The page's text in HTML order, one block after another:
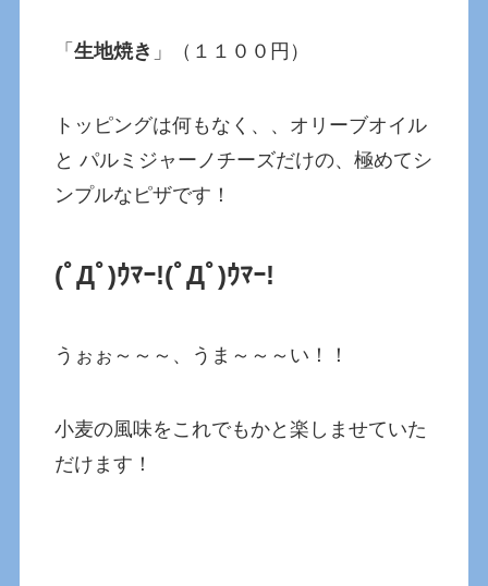
「生地焼き 」（１１００円）
トッピングは何もなく、、オリーブオイル
と パルミジャーノチーズだけの、極めてシ
ンプルなピザです！
(ﾟДﾟ)ｳﾏｰ!(ﾟДﾟ)ｳﾏｰ!
うぉぉ～～～、うま～～～い！！
小麦の風味をこれでもかと楽しませていた
だけます！